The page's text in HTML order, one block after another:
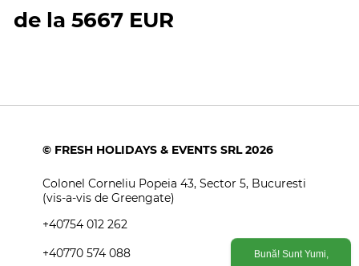
de la 5667 EUR
© FRESH HOLIDAYS & EVENTS SRL 2026
Colonel Corneliu Popeia 43, Sector 5, Bucuresti
(vis-a-vis de Greengate)
+40754 012 262
+40770 574 088
Bună! Sunt Yumi,